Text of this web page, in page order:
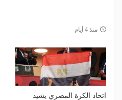
منذ 4 أيام
اتحاد الكرة المصري يشيد